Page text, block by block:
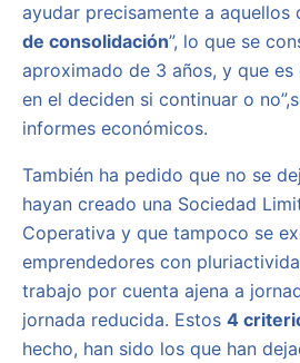
ayudar precisamente a aquellos
de consolidación”, lo que se
aproximado de 3 años, y que es
en el deciden si continuar o
informes económicos.
También ha pedido que no se
hayan creado una Sociedad
Coperativa y que tampoco se
emprendedores con
trabajo por cuenta ajena a
jornada reducida. Estos 4
hecho, han sido los que han